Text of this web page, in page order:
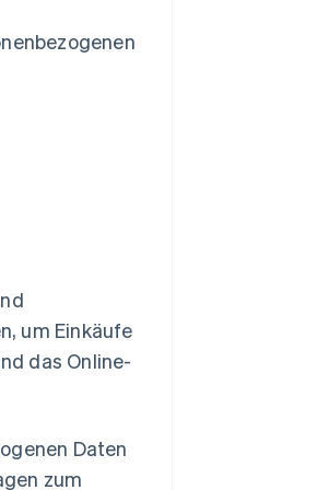
um Einkäufe
das Online-
Daten
zum